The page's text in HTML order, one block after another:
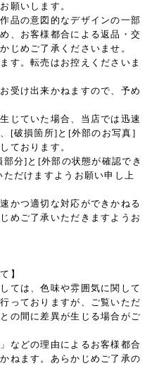
願いします。
品の意図的なデザインの一部
、お客様都合による返品・交
じめご了承くださいませ。
す。転売はお控えくださいま
受け出来かねますので、予め
じていた場合、当店では迅速
[破損箇所]と[外部のお写真]
ております。
分]と[外部の状態が確認でき
だけますようお願い申し上
かつ適切な対応ができかねる
めご了承いただきますようお
】
ては、色味や雰囲気に関して
っておりますが、ご覧いただ
の間に差異が生じる場合がご
などの理由によるお客様都合
ねます。あらかじめご了承の